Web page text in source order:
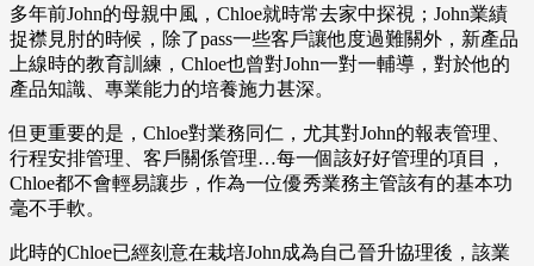
多年前John的母親中風，Chloe就時常去家中探視；John業績
捉襟見肘的時候，除了pass一些客戶讓他度過難關外，新產品
上線時的教育訓練，Chloe也曾對John一對一輔導，對於他的
產品知識、專業能力的培養施力甚深。
但更重要的是，Chloe對業務同仁，尤其對John的報表管理、
行程安排管理、客戶關係管理…每一個該好好管理的項目，
Chloe都不會輕易讓步，作為一位優秀業務主管該有的基本功
毫不手軟。
此時的Chloe已經刻意在栽培John成為自己晉升協理後，該業